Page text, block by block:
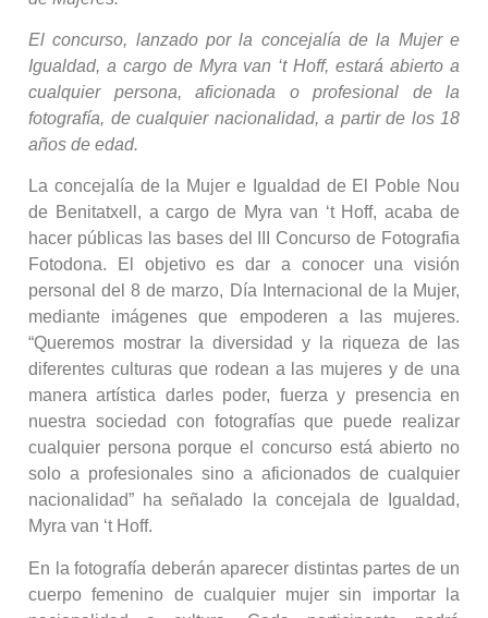
El concurso, lanzado por la concejalía de la Mujer e
Igualdad, a cargo de Myra van ‘t Hoff, estará abierto a
cualquier persona, aficionada o profesional de la
fotografía, de cualquier nacionalidad, a partir de los 18
años de edad.
La concejalía de la Mujer e Igualdad de El Poble Nou
de Benitatxell, a cargo de Myra van ‘t Hoff, acaba de
hacer públicas las bases del III Concurso de Fotografia
Fotodona. El objetivo es dar a conocer una visión
personal del 8 de marzo, Día Internacional de la Mujer,
mediante imágenes que empoderen a las mujeres.
“Queremos mostrar la diversidad y la riqueza de las
diferentes culturas que rodean a las mujeres y de una
manera artística darles poder, fuerza y presencia en
nuestra sociedad con fotografías que puede realizar
cualquier persona porque el concurso está abierto no
solo a profesionales sino a aficionados de cualquier
nacionalidad” ha señalado la concejala de Igualdad,
Myra van ‘t Hoff.
En la fotografía deberán aparecer distintas partes de un
cuerpo femenino de cualquier mujer sin importar la